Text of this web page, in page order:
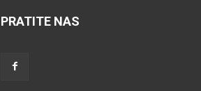
PRATITE NAS